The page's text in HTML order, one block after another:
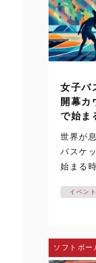
女子バ
開幕カ
で始ま
世界が
バスケ
始まる
配信、
った。
る。さ
イベント
ソフトボー